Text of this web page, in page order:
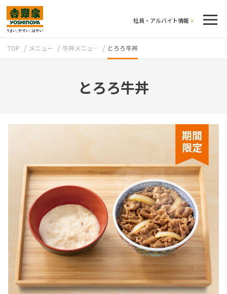
社員・アルバイト情報
牛丼のこだわり 吉野家の歴史
TOP メニュー 牛丼メニュ… とろろ牛丼
とろろ牛丼
期間
限定